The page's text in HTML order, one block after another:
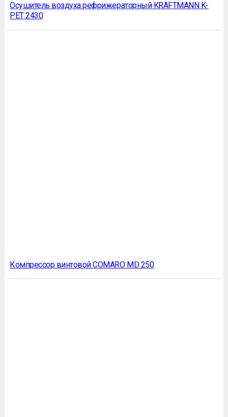
Осушитель воздуха рефрижераторный KRAFTMANN K-
PET 2430
Компрессор винтовой COMARO MD 250